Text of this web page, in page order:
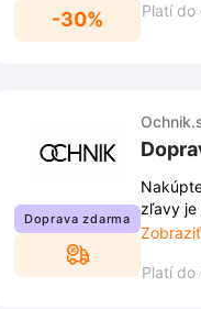
-30%
Platí do
Doprava zdarma
zľavy je
Platí do